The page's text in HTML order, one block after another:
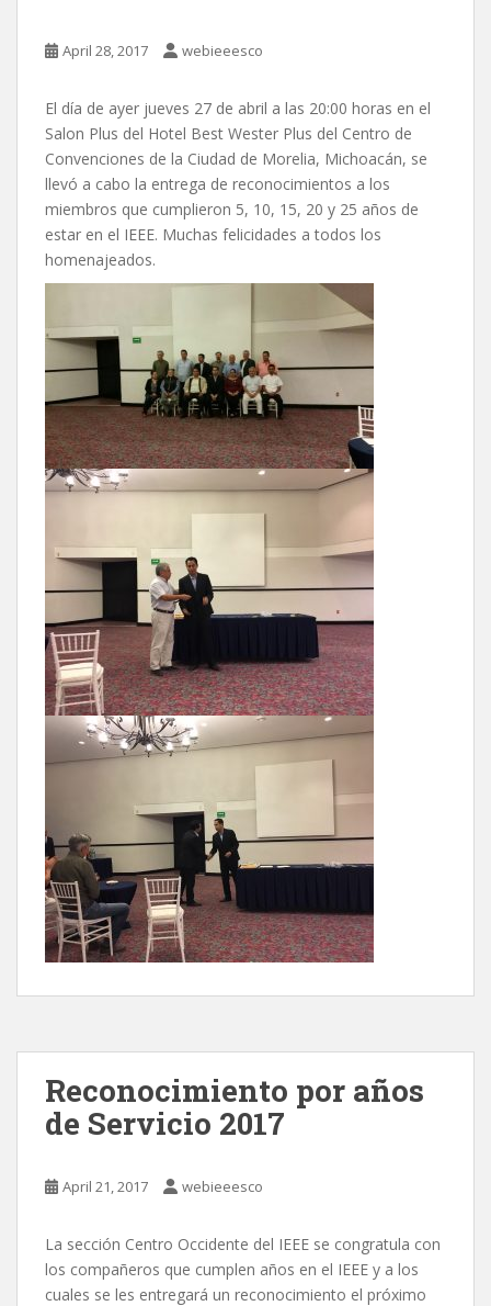
April 28, 2017 webieeesco
El día de ayer jueves 27 de abril a las 20:00 horas en el
Salon Plus del Hotel Best Wester Plus del Centro de
Convenciones de la Ciudad de Morelia, Michoacán, se
llevó a cabo la entrega de reconocimientos a los
miembros que cumplieron 5, 10, 15, 20 y 25 años de
estar en el IEEE. Muchas felicidades a todos los
homenajeados.
Reconocimiento por años
de Servicio 2017
April 21, 2017 webieeesco
La sección Centro Occidente del IEEE se congratula con
los compañeros que cumplen años en el IEEE y a los
cuales se les entregará un reconocimiento el próximo